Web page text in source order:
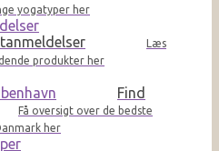
yogatyper her
Læs
produkter her
Find
Få oversigt over de bedste
her